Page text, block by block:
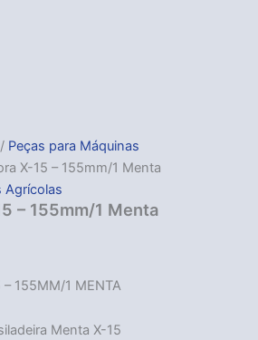
/ Peças para Máquinas
X-15 – 155mm/1 Menta
Agrícolas
– 155mm/1 Menta
– 155MM/1 MENTA
Menta X-15